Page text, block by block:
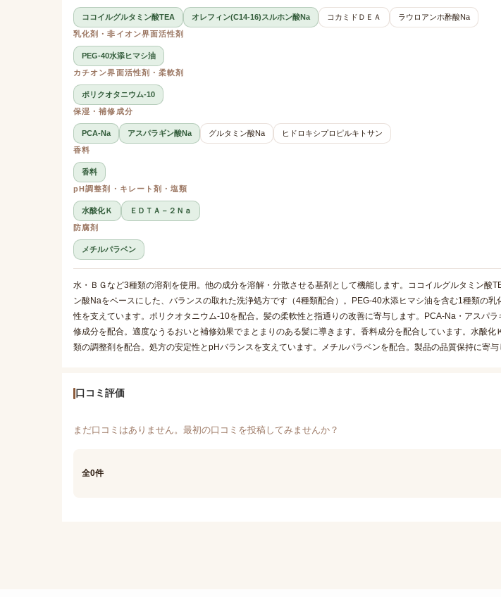
ココイルグルタミン酸TEA オレフィン(C14-16)スルホン酸Na コカミドＤＥＡ
ラウロアンホ酢酸Na
乳化剤・非イオン界面活性剤
PEG-40水添ヒマシ油
カチオン界面活性剤・柔軟剤
ポリクオタニウム-10
保湿・補修成分
PCA-Na アスパラギン酸Na グルタミン酸Na
ヒドロキシプロピルキトサン
香料
香料
pH調整剤・キレート剤・塩類
水酸化Ｋ
ＥＤＴＡ－２Ｎａ
防腐剤
メチルパラベン
水・ＢＧなど3種類の溶剤を使用。他の成分を溶解・分散させる基剤として機能します。ココイルグルタミン酸
ン酸Naをベースにした、バランスの取れた洗浄処方です（4種類配合）。PEG-40水添ヒマシ油を含む1種類の乳
性を支えています。ポリクオタニウム-10を配合。髪の柔軟性と指通りの改善に寄与します。PCA-Na・アスパ
修成分を配合。適度なうるおいと補修効果でまとまりのある髪に導きます。香料成分を配合しています。水酸化
類の調整剤を配合。処方の安定性とpHバランスを支えています。メチルパラベンを配合。製品の品質保持に寄与
口コミ評価
まだ口コミはありません。最初の口コミを投稿してみませんか？
全0件